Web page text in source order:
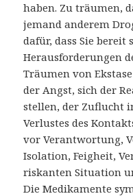
haben. Zu träumen,
jemand anderem
dafür, dass Sie bereit
Herausforderungen
Träumen von
der Angst, sich der
stellen, der Zuflucht
Verlustes des
vor Verantwortung,
Isolation, Feigheit,
riskanten Situation
Die Medikamente